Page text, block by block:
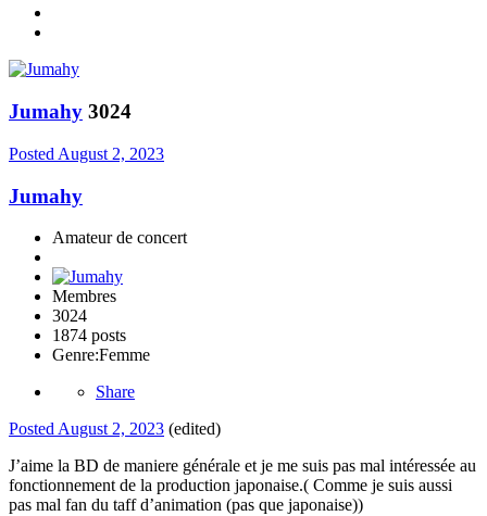
Jumahy 3024
Posted August 2, 2023
Jumahy
Amateur de concert
Membres
3024
1874 posts
Genre:Femme
Share
Posted August 2, 2023 (edited)
J’aime la BD de maniere générale et je me suis pas mal intéressée au
fonctionnement de la production japonaise.( Comme je suis aussi
pas mal fan du taff d’animation (pas que japonaise))